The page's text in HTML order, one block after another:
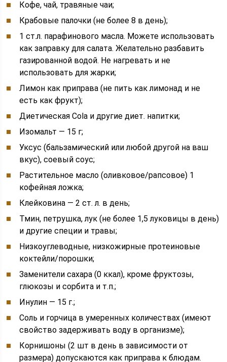
Кофе, чай, травяные чаи;
Крабовые палочки (не более 8 в день);
1 ст.л. парафинового масла. Можете использовать
как заправку для салата. Желательно разбавить
газированной водой. Не нагревать и не
использовать для жарки;
Лимон как приправа (не пить как лимонад и не
есть как фрукт);
Диетическая Cola и другие диет. напитки;
Изомальт — 15 г;
Уксус (бальзамический или любой другой на ваш
вкус), соевый соус;
Растительное масло (оливковое/рапсовое) 1
кофейная ложка;
Клейковина — 2 ст. л. в день;
Тмин, петрушка, лук (не более 1,5 луковицы в день)
и другие специи и травы;
Низкоуглеводные, низкожирные протеиновые
коктейли/порошки;
Заменители сахара (0 ккал), кроме фруктозы,
глюкозы и сорбита и т.п.;
Инулин — 15 г.;
Соль и горчица в умеренных количествах (имеют
свойство задерживать воду в организме);
Корнишоны (2 шт в день в зависимости от
размера) допускаются как приправа к блюдам.